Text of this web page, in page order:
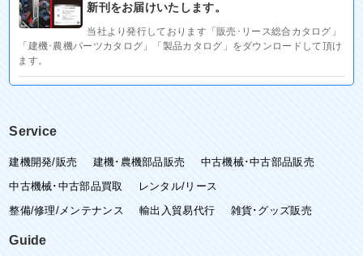
新刊をお届けいたします。
当社より発行しております「販売･リース総合カタログ」
「建機･農機パーツカタログ」「製品カタログ」をダウンロードして頂け
ます。
Service
建機開発/販売 建機･農機部品販売
中古機械･中古部品販売
中古機械･中古部品買取
レンタル/リース
整備/修理/メンテナンス
輸出入貿易代行 雑貨･グッズ販売
Guide